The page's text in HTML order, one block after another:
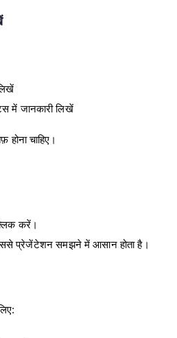
में जानकारी लिखें
चाहिए।
करें।
प्रेजेंटेशन समझने में आसान होता है।